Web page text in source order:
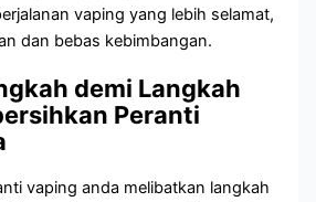
vaping yang lebih selamat,
dan bebas kebimbangan.
demi Langkah
Peranti
vaping anda melibatkan langkah